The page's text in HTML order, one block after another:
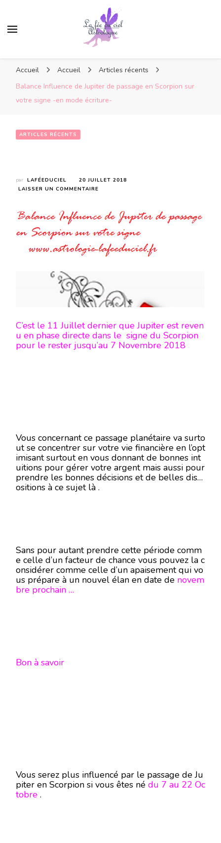
Accueil Accueil
Articles récents
Balance Influence de Jupiter de passage en Scorpion sur
votre signe -en mode écriture-
ARTICLES RÉCENTS
par LAFÉEDUCIEL
20 JUILLET 2018
LAISSER UN COMMENTAIRE
DE
JUPITER
DE
PASSAGE
EN
SIGNE
-
EN
ÉCRITURE-
C’est le 11 Juillet dernier que Jupiter est reven
u en phase directe dans le signe du Scorpion
pour le rester jusqu’au 7 Novembre 2018
Vous concernant ce passage planétaire va surto
ut se concentrer sur votre vie financière en l’opt
imisant surtout en vous donnant de bonnes int
uitions pour gérer votre argent mais aussi pour
prendre les bonnes décisions et de belles disp
ositions à ce sujet là .
Sans pour autant prendre cette période comm
e celle d’un facteur de chance vous pouvez la c
onsidérer comme celle d’un apaisement qui vo
us prépare à un nouvel élan en date de novem
bre prochain …
Bon à savoir
Vous serez plus influencé par le passage de Ju
piter en Scorpion si vous êtes né du 7 au 22 Oc
tobre .